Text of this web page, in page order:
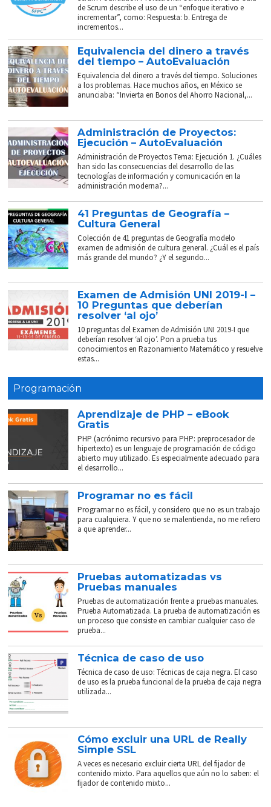
de Scrum describe el uso de un “enfoque iterativo e
incrementar”, como: Respuesta: b. Entrega de
incrementos...
Equivalencia del dinero a través
del tiempo – AutoEvaluación
Equivalencia del dinero a través del tiempo. Soluciones
a los problemas. Hace muchos años, en México se
anunciaba: “Invierta en Bonos del Ahorro Nacional,...
Administración de Proyectos:
Ejecución – AutoEvaluación
Administración de Proyectos Tema: Ejecución 1. ¿Cuáles
han sido las consecuencias del desarrollo de las
tecnologías de información y comunicación en la
administración moderna?...
41 Preguntas de Geografía –
Cultura General
Colección de 41 preguntas de Geografía modelo
examen de admisión de cultura general. ¿Cuál es el país
más grande del mundo? ¿Y el segundo...
Examen de Admisión UNI 2019-I –
10 Preguntas que deberían
resolver ‘al ojo’
10 preguntas del Examen de Admisión UNI 2019-I que
deberían resolver ‘al ojo’. Pon a prueba tus
conocimientos en Razonamiento Matemático y resuelve
estas...
Programación
Aprendizaje de PHP – eBook
Gratis
PHP (acrónimo recursivo para PHP: preprocesador de
hipertexto) es un lenguaje de programación de código
abierto muy utilizado. Es especialmente adecuado para
el desarrollo...
Programar no es fácil
Programar no es fácil, y considero que no es un trabajo
para cualquiera. Y que no se malentienda, no me refiero
a que aprender...
Pruebas automatizadas vs
Pruebas manuales
Pruebas de automatización frente a pruebas manuales.
Prueba Automatizada. La prueba de automatización es
un proceso que consiste en cambiar cualquier caso de
prueba...
Técnica de caso de uso
Técnica de caso de uso: Técnicas de caja negra. El caso
de uso es la prueba funcional de la prueba de caja negra
utilizada...
Cómo excluir una URL de Really
Simple SSL
A veces es necesario excluir cierta URL del fijador de
contenido mixto. Para aquellos que aún no lo saben: el
fijador de contenido mixto...